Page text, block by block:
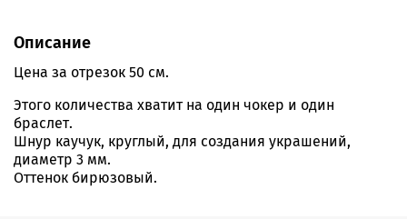
Описание
Цена за отрезок 50 см.
Этого количества хватит на один чокер и один
браслет.
Шнур каучук, круглый, для создания украшений,
диаметр 3 мм.
Оттенок бирюзовый.